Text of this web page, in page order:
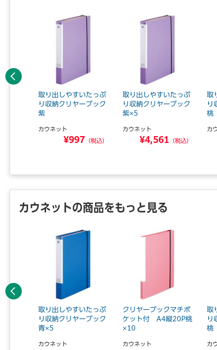
取り出しやすいたっぷ
り収納クリヤーブック
紫
カウネット
¥997 （税込）
取り出しやすいたっぷ
り収納クリヤーブック
紫×5
カウネット
¥4,561 （税込）
取
り
桃
カ
前へ
カウネットの商品をもっと見る
取り出しやすいたっぷ
り収納クリヤーブック
青×5
カウネット
クリヤーブックマチポ
ケット付 A4縦20P桃
×10
カウネット
取
り
桃
カ
前へ